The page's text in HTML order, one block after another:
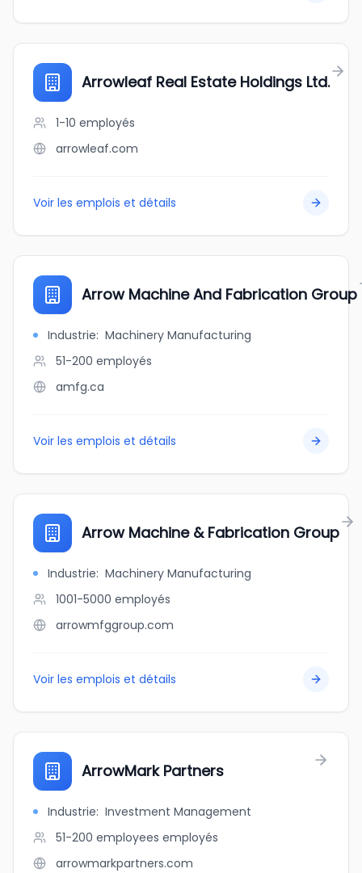
Arrowleaf Real Estate Holdings Ltd.
1-10 employés
arrowleaf.com
Voir les emplois et détails
Arrow Machine And Fabrication Group
Industrie: Machinery Manufacturing
51-200 employés
amfg.ca
Voir les emplois et détails
Arrow Machine & Fabrication Group
Industrie: Machinery Manufacturing
1001-5000 employés
arrowmfggroup.com
Voir les emplois et détails
ArrowMark Partners
Industrie: Investment Management
51-200 employees employés
arrowmarkpartners.com